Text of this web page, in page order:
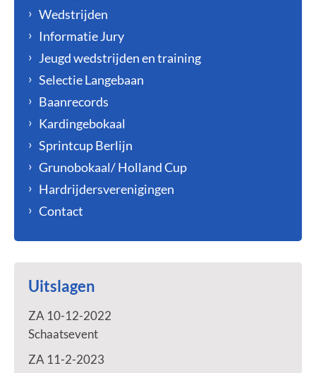
Wedstrijden
Informatie Jury
Jeugd wedstrijden en training
Selectie Langebaan
Baanrecords
Kardingebokaal
Sprintcup Berlijn
Grunobokaal/ Holland Cup
Hardrijdersverenigingen
Contact
Uitslagen
ZA 10-12-2022
Schaatsevent
ZA 11-2-2023